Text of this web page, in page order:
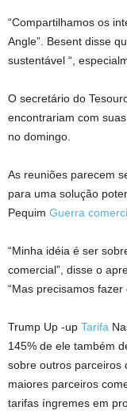
“Compartilhamos os
Angle”. Besent disse
sustentável “,
O secretário do
encontrariam com
no domingo.
As reuniões parecem
para uma solução
Pequim Guerra
“Minha idéia é ser
comercial”, disse o
“Mas precisamos
Trump Up -up Tarifa
145% de ele também
sobre outros parceiros
maiores parceiros
tarifas íngremes em